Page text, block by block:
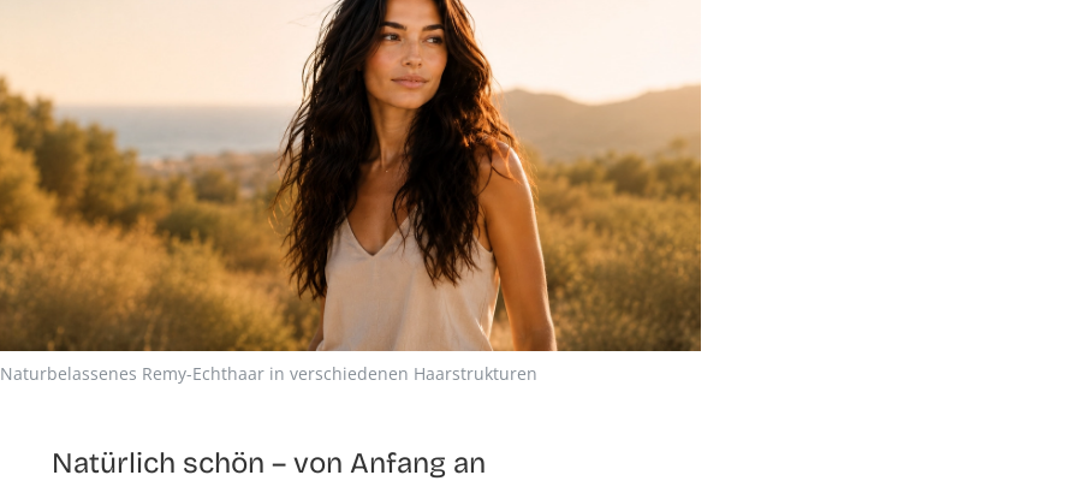
Naturbelassenes Remy-Echthaar in verschiedenen Haarstrukturen
Natürlich schön – von Anfang an